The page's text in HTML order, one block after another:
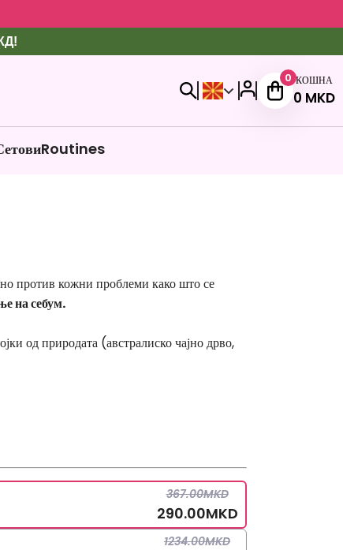
0 КОШНА
0 MKD
Routines
против кожни проблеми како што се
на себум.
од природата (австралиско чајно дрво,
367.00MKD
290.00MKD
1234.00MKD